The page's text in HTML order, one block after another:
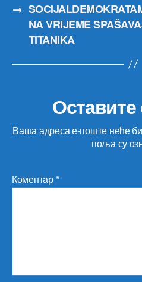
→
NA VRIJEME
TITANIKA
Ваша адреса е-поште неће
поља су
Коментар*